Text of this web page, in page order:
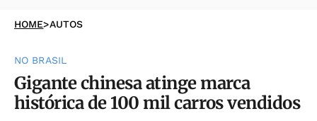
HOME>AUTOS
NO BRASIL
Gigante chinesa atinge marca
histórica de 100 mil carros vendidos